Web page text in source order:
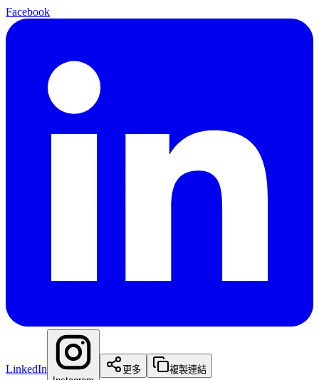
Facebook
LinkedIn 更多 複製連結